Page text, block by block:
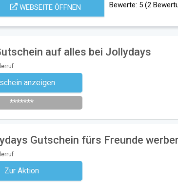
WEBSEITE ÖFFNEN Bewerte: 5 (2
auf alles bei Jollydays
anzeigen
des Shops abonnieren
*******
Gutschein fürs Freunde
Zur AktionKein Code notwendig